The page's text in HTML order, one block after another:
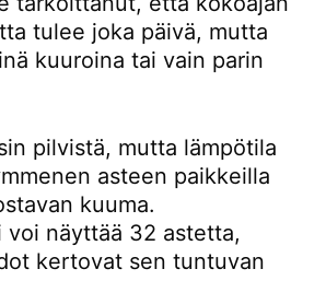
tulee joka päivä, mutta
kuuroina tai vain parin
pilvistä, mutta lämpötila
asteen paikkeilla
kuuma.
voi näyttää 32 astetta,
kertovat sen tuntuvan